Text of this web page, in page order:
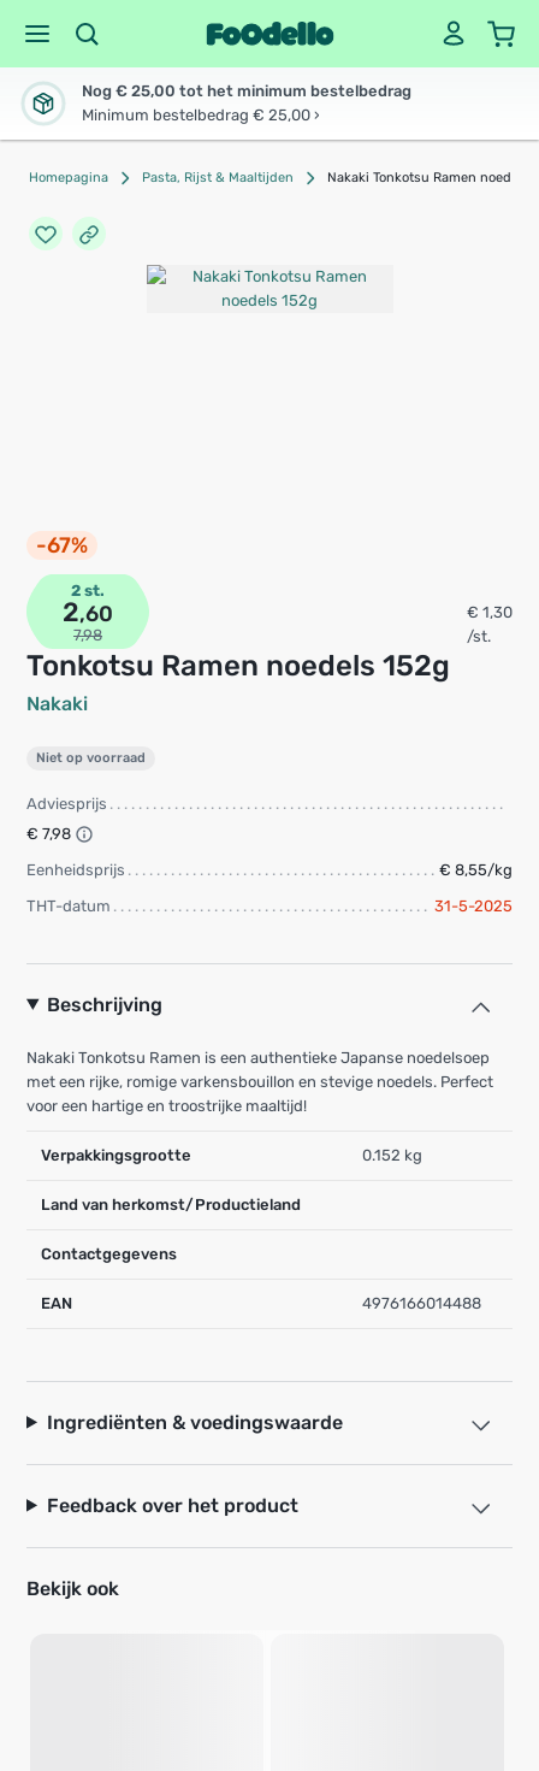
Nog € 25,00 tot het minimum bestelbedrag
Minimum bestelbedrag € 25,00 ›
Homepagina Pasta, Rijst & Maaltijden Nakaki Tonkotsu Ramen noedels
-67%
Tonkotsu Ramen noedels 152g
Nakaki
2 st.
2,60
7,98
€ 1,30
/st.
Niet op voorraad
Adviesprijs
€ 7,98
Eenheidsprijs
€ 8,55/kg
THT-datum
31-5-2025
Beschrijving
Nakaki Tonkotsu Ramen is een authentieke Japanse noedelsoep
met een rijke, romige varkensbouillon en stevige noedels. Perfect
voor een hartige en troostrijke maaltijd!
Verpakkingsgrootte 0.152 kg
Land van herkomst/Productieland
Contactgegevens
EAN 4976166014488
Ingrediënten & voedingswaarde
Feedback over het product
Bekijk ook